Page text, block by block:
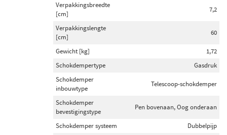
Inbouwplaats
Achteras (6)
Vooras links (1)
Vooras rechts (1)
Schokdemper inbouwtype
Veerpoot (11)
Verpakkingsbreedte
[cm]
7,2
Verpakkingslengte
[cm]
60
Gewicht [kg]
1,72
Schokdempertype
Gasdruk
Schokdemper
inbouwtype
Telescoop-schokdemper
Schokdemper
bevestigingstype
Pen bovenaan, Oog onderaan
Schokdemper systeem
Dubbelpijp